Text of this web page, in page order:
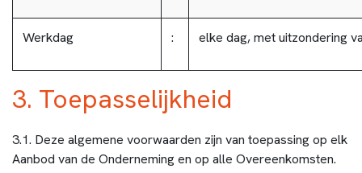
Werkdag : elke dag, met uitzondering
3. Toepasselijkheid
3.1. Deze algemene voorwaarden zijn van toepassing op elk
Aanbod van de Onderneming en op alle Overeenkomsten.